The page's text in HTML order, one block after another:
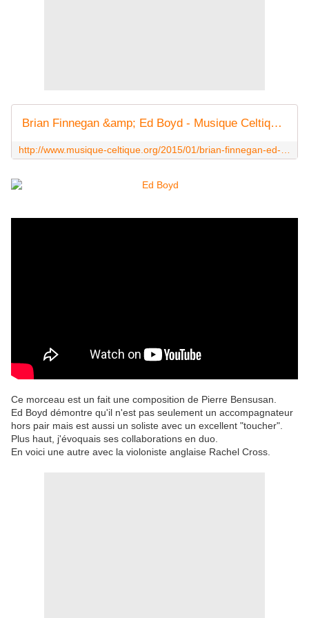
Brian Finnegan &amp; Ed Boyd - Musique Celtique : ma Passion
Ce morceau est un fait une composition de Pierre Bensusan.
Ed Boyd démontre qu'il n'est pas seulement un accompagnateur
hors pair mais est aussi un soliste avec un excellent "toucher".
Plus haut, j'évoquais ses collaborations en duo.
En voici une autre avec la violoniste anglaise Rachel Cross.